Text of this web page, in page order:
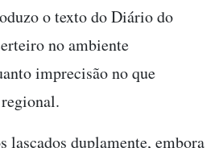
o texto do Diário do
no ambiente
imprecisão no que
lascados duplamente, embora